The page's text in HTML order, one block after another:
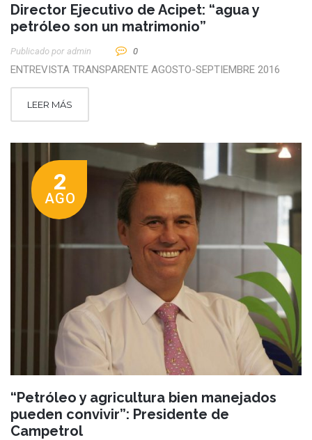
Director Ejecutivo de Acipet: “agua y
petróleo son un matrimonio”
Publicado por Admin 0
ENTREVISTA TRANSPARENTE AGOSTO-SEPTIEMBRE 2016
LEER MÁS
2
AGO
“Petróleo y agricultura bien manejados
pueden convivir”: Presidente de
Campetrol